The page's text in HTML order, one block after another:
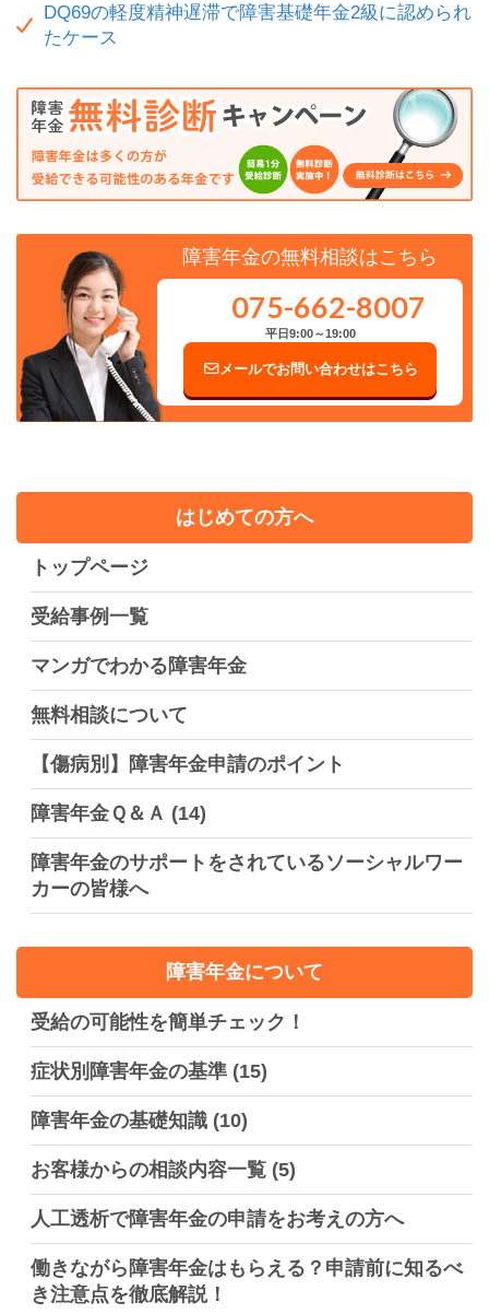
はじめての方へ
トップページ
受給事例一覧
マンガでわかる障害年金
無料相談について
【傷病別】障害年金申請のポイント
障害年金Ｑ＆Ａ (14)
障害年金のサポートをされているソーシャルワー
カーの皆様へ
障害年金について
受給の可能性を簡単チェック！
症状別障害年金の基準 (15)
障害年金の基礎知識 (10)
お客様からの相談内容一覧 (5)
人工透析で障害年金の申請をお考えの方へ
働きながら障害年金はもらえる？申請前に知るべ
き注意点を徹底解説！
DQ69の軽度精神遅滞で障害基礎年金2級に認められ
たケース
障害年金の無料相談はこちら
075-662-8007
平日9:00～19:00
メールでお問い合わせはこちら